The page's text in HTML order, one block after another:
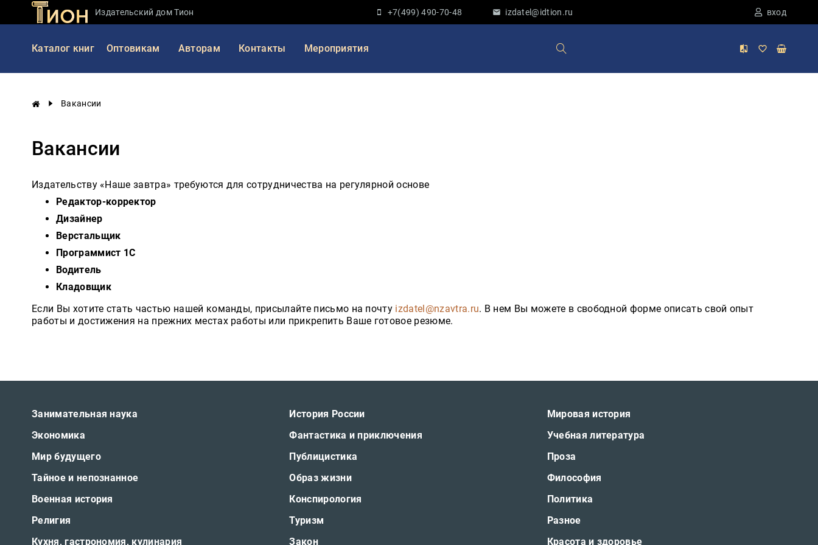
Издательский дом Тион +7(499) 490-70-48 izdatel@idtion.ru вход
Каталог книг Оптовикам Авторам Контакты Мероприятия
Вакансии
Вакансии
Издательству «Наше завтра» требуются для сотрудничества на регулярной основе
Редактор-корректор
Дизайнер
Верстальщик
Программист 1С
Водитель
Кладовщик
Если Вы хотите стать частью нашей команды, присылайте письмо на почту izdatel@nzavtra.ru. В нем Вы можете в свободной форме описать свой опыт
работы и достижения на прежних местах работы или прикрепить Ваше готовое резюме.
Занимательная наука История России
Мировая история
Экономика
Фантастика и приключения
Учебная литература
Мир будущего
Публицистика
Проза
Тайное и непознанное
Образ жизни
Философия
Военная история
Конспирология
Политика
Религия
Туризм
Разное
Кухня, гастрономия, кулинария
Закон Красота и здоровье
Занимательная
наука
История
Экономика
и
приключения
Учебная
литература
Мир
будущего
Публицистика
Проза
жизни
Военная
история
Конспирология